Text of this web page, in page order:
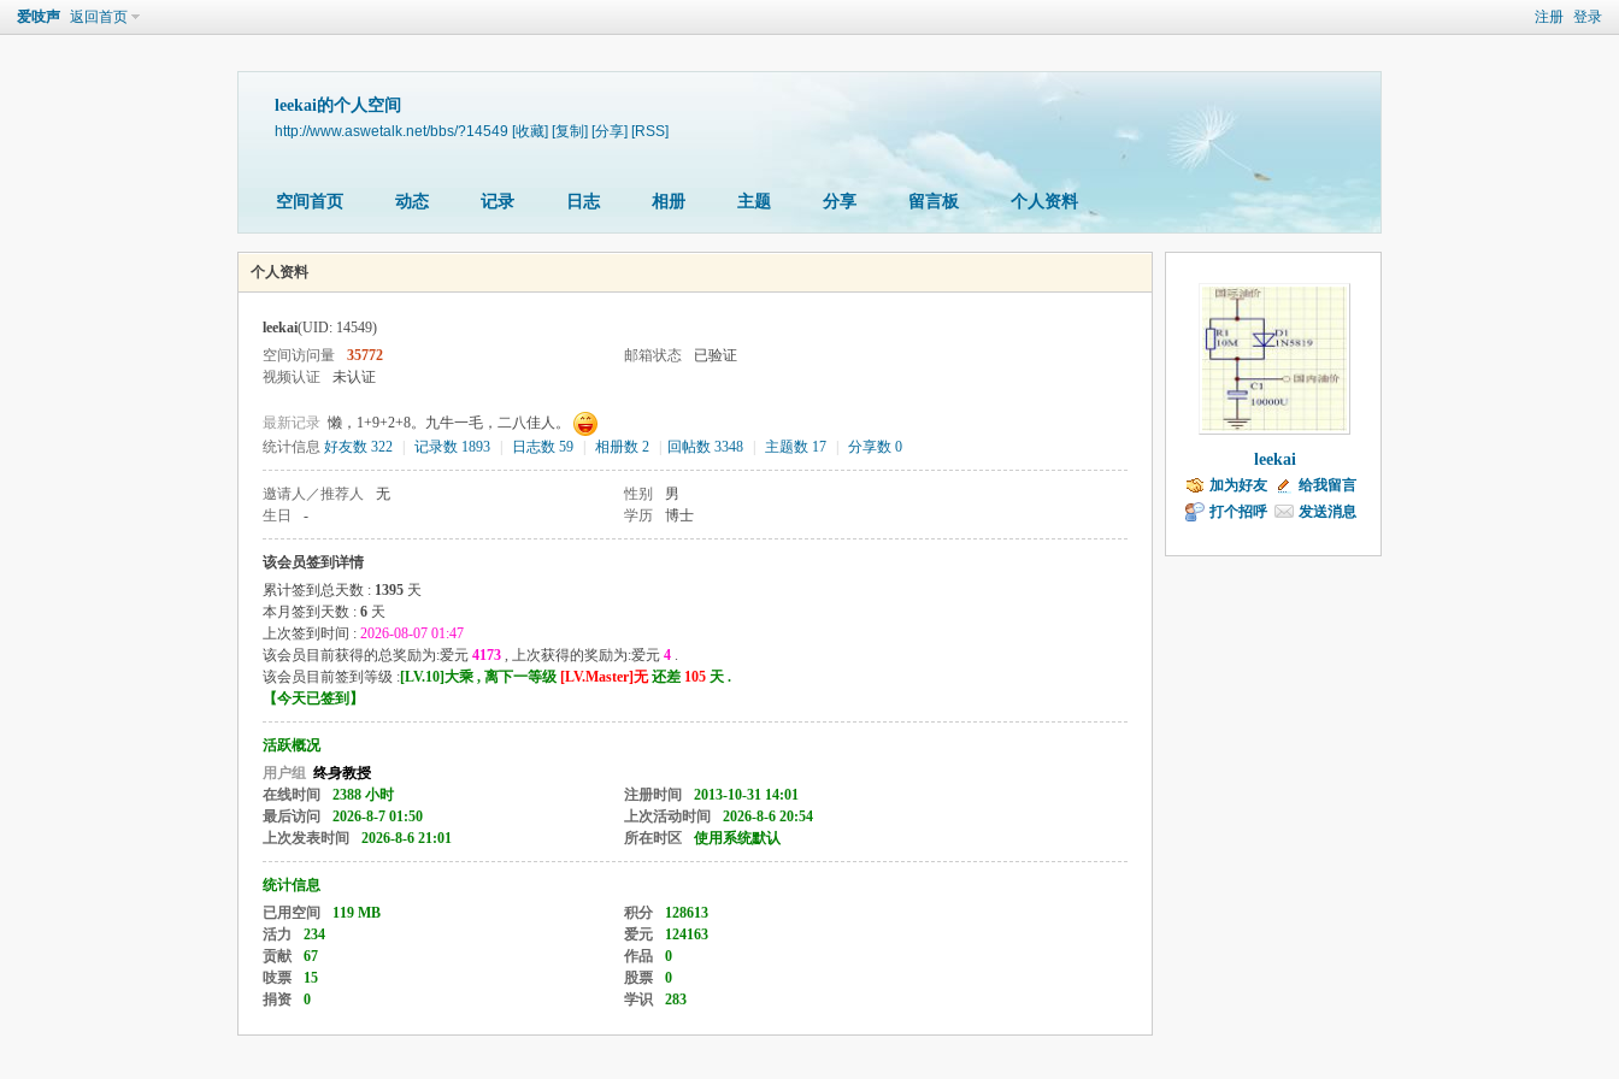
注册 登录
爱吱声 返回首页
leekai的个人空间
http://www.aswetalk.net/bbs/?14549 [收藏] [复制] [分享] [RSS]
空间首页 动态 记录 日志 相册 主题 分享 留言板 个人资料
个人资料
leekai(UID: 14549)
空间访问量
35772 邮箱状态
已验证
视频认证
未认证
最新记录 懒，1+9+2+8。九牛一毛，二八佳人。
统计信息 好友数 322 记录数 1893 日志数 59 相册数 2 回帖数 3348 主题数 17 分享数 0
邀请人／推荐人 无 性别
男
生日
- 学历 博士
该会员签到详情
累计签到总天数 : 1395 天
本月签到天数 : 6 天
上次签到时间 : 2026-08-07 01:47
该会员目前获得的总奖励为:爱元 4173 , 上次获得的奖励为:爱元 4 .
该会员目前签到等级 :[LV.10]大乘 , 离下一等级 [LV.Master]无还差 105 天 .
【今天已签到 】
活跃概况
用户组 终身教授
在线时间
2388 小时 注册时间
2013-10-31 14:01
最后访问
2026-8-7 01:50 上次活动时间
2026-8-6 20:54
上次发表时间
2026-8-6 21:01 所在时区 使用系统默认
统计信息
已用空间
119 MB 积分
128613
活力
234 爱元
124163
贡献
67 作品
0
吱票
15 股票
0
捐资
0 学识 283
leekai
加为好友
给我留言
打个招呼
发送消息